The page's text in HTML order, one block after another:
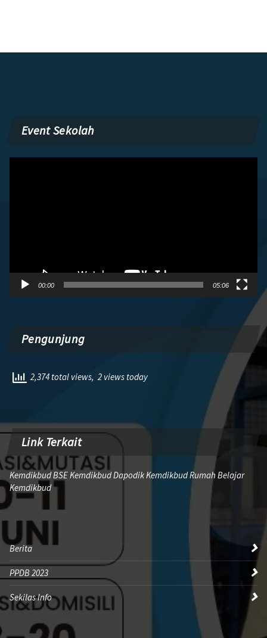
Event Sekolah
00:00 05:06
Pengunjung
2,374 total views, 2 views today
Link Terkait
Kemdikbud BSE Kemdikbud Dapodik Kemdikbud Rumah Belajar
Kemdikbud
Berita
PPDB 2023
Sekilas Info